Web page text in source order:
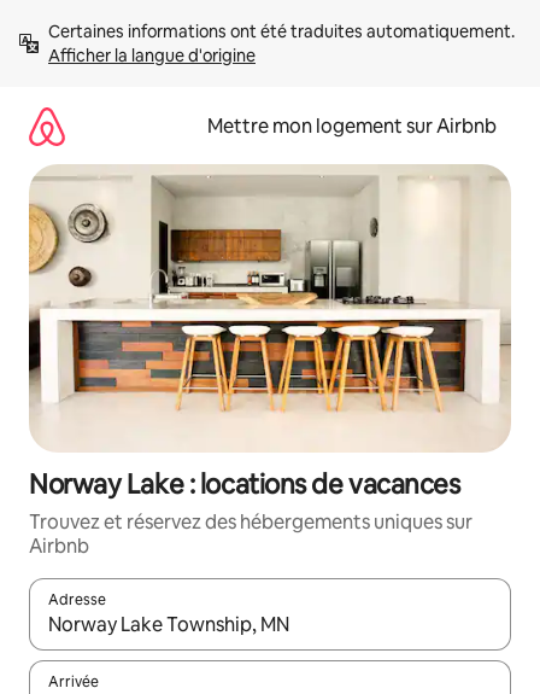
directement
Afficher la langue d'origine
Mettre mon logement sur Airbnb
Norway Lake : locations de vacances
Trouvez et réservez des hébergements uniques sur
Airbnb
Adresse
Lorsque les résultats s'affichent, utilisez les flèches vers le
Arrivée